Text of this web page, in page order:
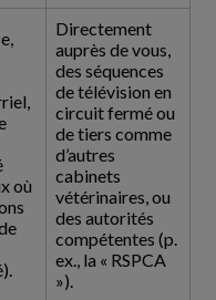
où
Directement
auprès de vous,
des séquences
de télévision en
circuit fermé ou
de tiers comme
d’autres
cabinets
vétérinaires, ou
des autorités
compétentes (p.
ex., la « RSPCA
»).